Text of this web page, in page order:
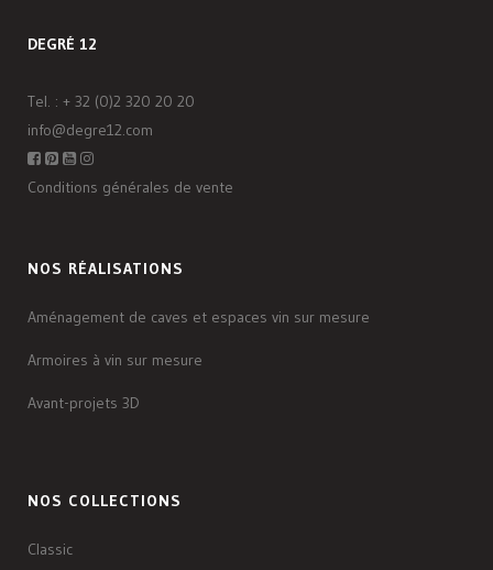
DEGRÉ 12
Tel. : + 32 (0)2 320 20 20
info@degre12.com
Conditions générales de vente
NOS RÉALISATIONS
Aménagement de caves et espaces vin sur mesure
Armoires à vin sur mesure
Avant-projets 3D
NOS COLLECTIONS
Classic